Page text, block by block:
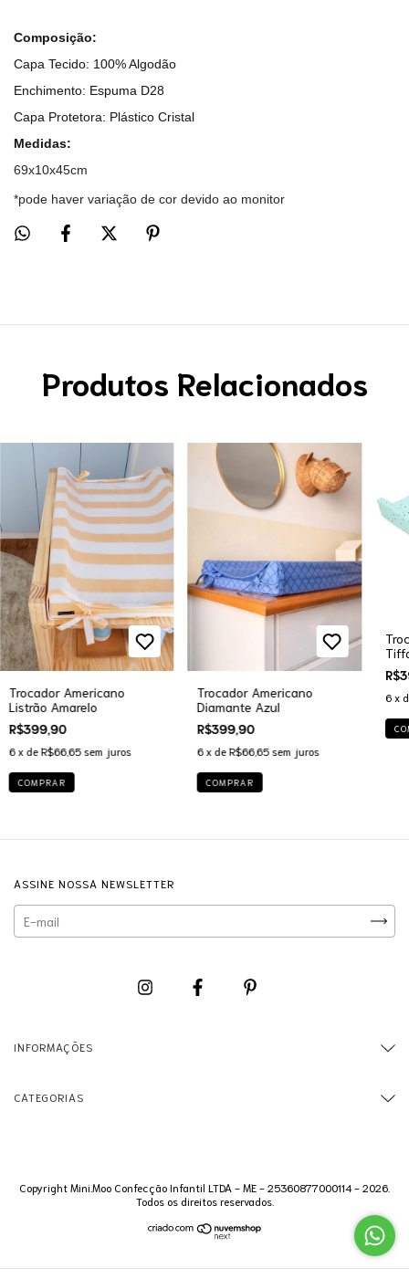
Composição:
Capa Tecido: 100% Algodão
Enchimento: Espuma D28
Capa Protetora: Plástico Cristal
Medidas:
69x10x45cm
*pode haver variação de cor devido ao monitor
Produtos Relacionados
Trocador Americano
Listrão Amarelo
R$399,90
6 x de R$66,65 sem juros
COMPRAR
Trocador Americano
Diamante Azul
R$399,90
6 x de R$66,65 sem juros
COMPRAR
6 x
ASSINE NOSSA NEWSLETTER
INFORMAÇÕES
CATEGORIAS
Copyright Mini.Moo Confecção Infantil LTDA - ME - 25360877000114 - 2026.
Todos os direitos reservados.